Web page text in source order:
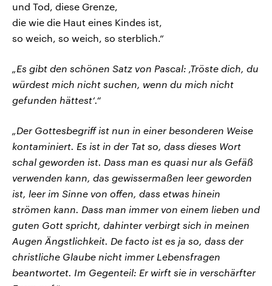
und Tod, diese Grenze,
die wie die Haut eines Kindes ist,
so weich, so weich, so sterblich.“
„Es gibt den schönen Satz von Pascal: ‚Tröste dich, du
würdest mich nicht suchen, wenn du mich nicht
gefunden hättest‘.“
„Der Gottesbegriff ist nun in einer besonderen Weise
kontaminiert. Es ist in der Tat so, dass dieses Wort
schal geworden ist. Dass man es quasi nur als Gefäß
verwenden kann, das gewissermaßen leer geworden
ist, leer im Sinne von offen, dass etwas hinein
strömen kann. Dass man immer von einem lieben und
guten Gott spricht, dahinter verbirgt sich in meinen
Augen Ängstlichkeit. De facto ist es ja so, dass der
christliche Glaube nicht immer Lebensfragen
beantwortet. Im Gegenteil: Er wirft sie in verschärfter